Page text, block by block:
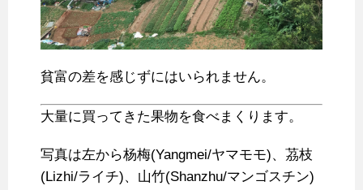
貧富の差を感じずにはいられません。
大量に買ってきた果物を食べまくります。
写真は左から杨梅(Yangmei/ヤマモモ)、茘枝
(Lizhi/ライチ)、山竹(Shanzhu/マンゴスチン)